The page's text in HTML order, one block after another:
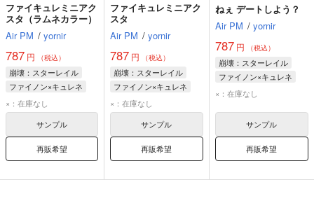
ファイキュレミニアク
スタ（ラムネカラー）
Air PM / yornir
787 円 （税込）
崩壊：スターレイル
ファイノン×キュレネ
ファイノン
×：在庫なし
サンプル
再販希望
ファイキュレミニアク
スタ
Air PM / yornir
787 円 （税込）
崩壊：スターレイル
ファイノン×キュレネ
ファイノン
×：在庫なし
サンプル
再販希望
ねぇ デートしよう？
Air PM / yornir
787円 （税込）
崩壊：スターレイル
ファイノン×キュレネ
ファイノン
×：在庫なし
サンプル
再販希望